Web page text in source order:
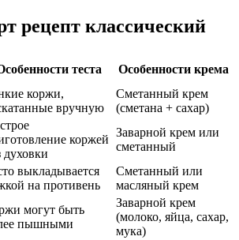
рецепт классический
теста
Особенности крема
коржи,
вручную
Сметанный крем
(сметана + сахар)
коржей
духовки
Заварной крем или
сметанный
выкладывается
на противень
Сметанный или
масляный крем
могут быть
пышными
Заварной крем
(молоко, яйца, сахар,
мука)